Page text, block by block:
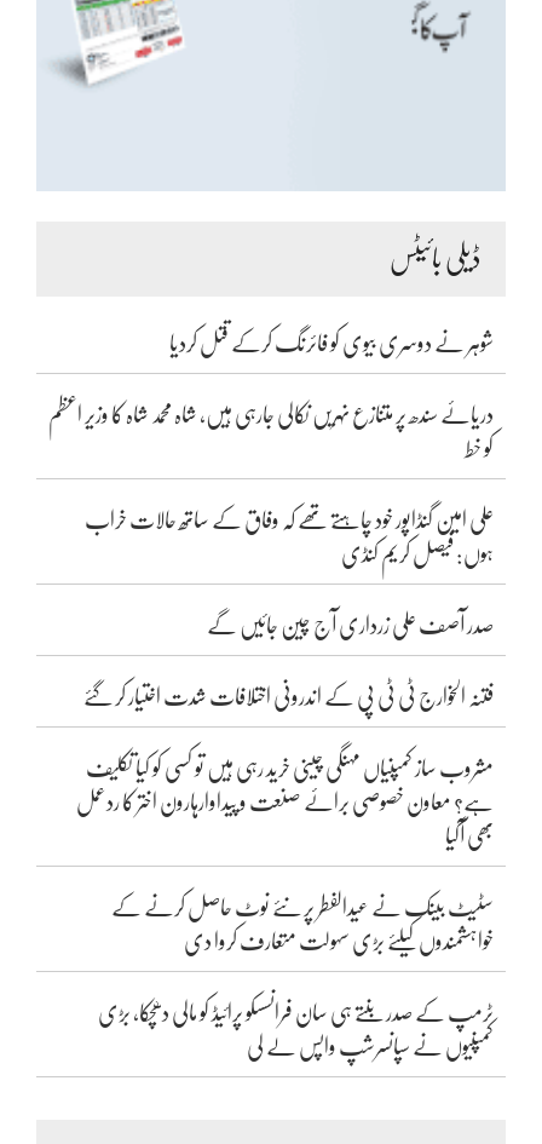
ڈیلی بائیٹس
شوہر نے دوسری بیوی کو فائرنگ کرکے قتل کردیا
دریائے سندھ پر متنازع نہریں نکالی جارہی ہیں، شاہ محمد شاہ کا وزیر اعظم
کو خط
علی امین گنڈاپور خود چاہتے تھے کہ وفاق کے ساتھ حالات خراب
ہوں: فیصل کریم کنڈی
صدر آصف علی زرداری آج چین جائیں گے
فتنہ الخوارج ٹی ٹی پی کے اندرونی اختلافات شدت اختیار کر گئے
مشروب ساز کمپنیاں مہنگی چینی خرید رہی ہیں تو کسی کو کیا تکلیف
ہے؟ معاون خصوصی برائے صنعت و پیداوارہارون اختر کا ردعمل
بھی آگیا
سٹیٹ بینک نے عیدالفطر پر نئے نوٹ حاصل کرنے کے
خواہشمندوں کیلئے بڑی سہولت متعارف کروا دی
ٹرمپ کے صدر بنتے ہی سان فرانسسکو پرائیڈ کو مالی دھچکا، بڑی
کمپنیوں نے سپانسرشپ واپس لے لی